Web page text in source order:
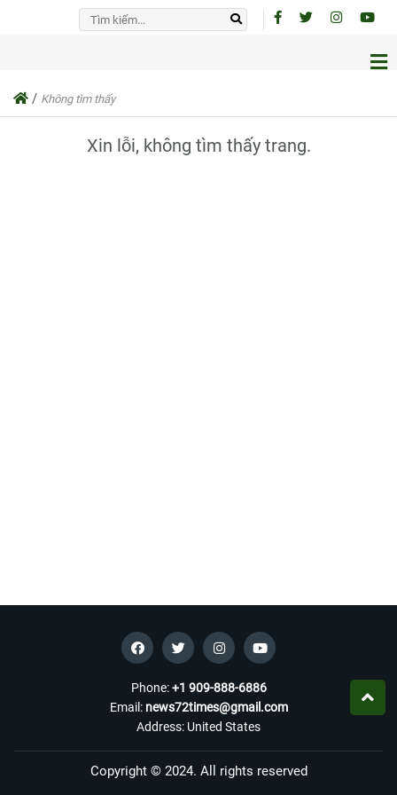
/ Không tìm thấy
Xin lỗi, không tìm thấy trang.
Phone:+1 909-888-6886
Email: news72times@gmail.com
Address: United States
Copyright © 2024. All rights reserved